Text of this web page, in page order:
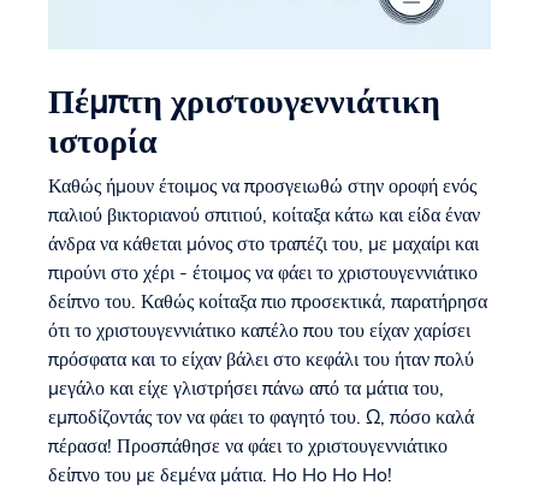
Πέμπτη χριστουγεννιάτικη
ιστορία
Καθώς ήμουν έτοιμος να προσγειωθώ στην οροφή ενός
παλιού βικτοριανού σπιτιού, κοίταξα κάτω και είδα έναν
άνδρα να κάθεται μόνος στο τραπέζι του, με μαχαίρι και
πιρούνι στο χέρι - έτοιμος να φάει το χριστουγεννιάτικο
δείπνο του. Καθώς κοίταξα πιο προσεκτικά, παρατήρησα
ότι το χριστουγεννιάτικο καπέλο που του είχαν χαρίσει
πρόσφατα και το είχαν βάλει στο κεφάλι του ήταν πολύ
μεγάλο και είχε γλιστρήσει πάνω από τα μάτια του,
εμποδίζοντάς τον να φάει το φαγητό του. Ω, πόσο καλά
πέρασα! Προσπάθησε να φάει το χριστουγεννιάτικο
δείπνο του με δεμένα μάτια. Ho Ho Ho Ho!